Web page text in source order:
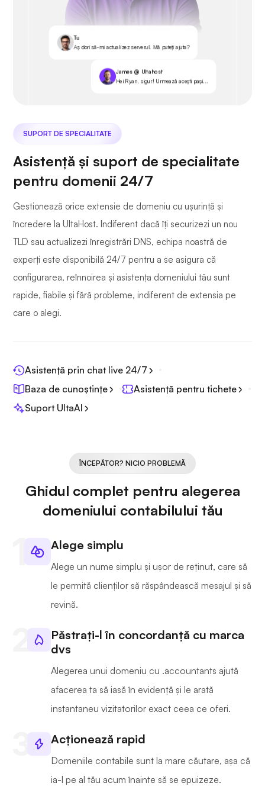
Tu
Aș dori să-mi actualizez serverul. Mă puteți ajuta?
James @ Ultahost
Hei Ryan, sigur! Urmează acești pași...
SUPORT DE SPECIALITATE
Asistență și suport de specialitate
pentru domenii 24/7
Gestionează orice extensie de domeniu cu ușurință și
încredere la UltaHost. Indiferent dacă îți securizezi un nou
TLD sau actualizezi înregistrări DNS, echipa noastră de
experți este disponibilă 24/7 pentru a se asigura că
configurarea, reînnoirea și asistența domeniului tău sunt
rapide, fiabile și fără probleme, indiferent de extensia pe
care o alegi.
Asistență prin chat live 24/7
Baza de cunoștințe
Asistență pentru tichete
Suport UltaAI
ÎNCEPĂTOR? NICIO PROBLEMĂ
Ghidul complet pentru alegerea
domeniului contabilului tău
Alege simplu
Alege un nume simplu și ușor de reținut, care să
le permită clienților să răspândească mesajul și să
revină.
Păstrați-l în concordanță cu marca
dvs
Alegerea unui domeniu cu .accountants ajută
afacerea ta să iasă în evidență și le arată
instantaneu vizitatorilor exact ceea ce oferi.
Acționează rapid
Domeniile contabile sunt la mare căutare, așa că
ia-l pe al tău acum înainte să se epuizeze.